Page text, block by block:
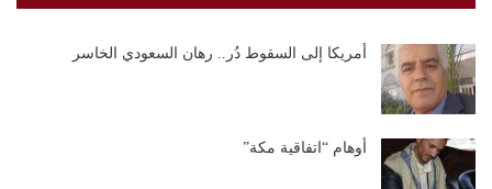
أمريكا إلى السقوط دُر.. رهان السعودي الخاسر
أوهام “اتفاقية مكة”